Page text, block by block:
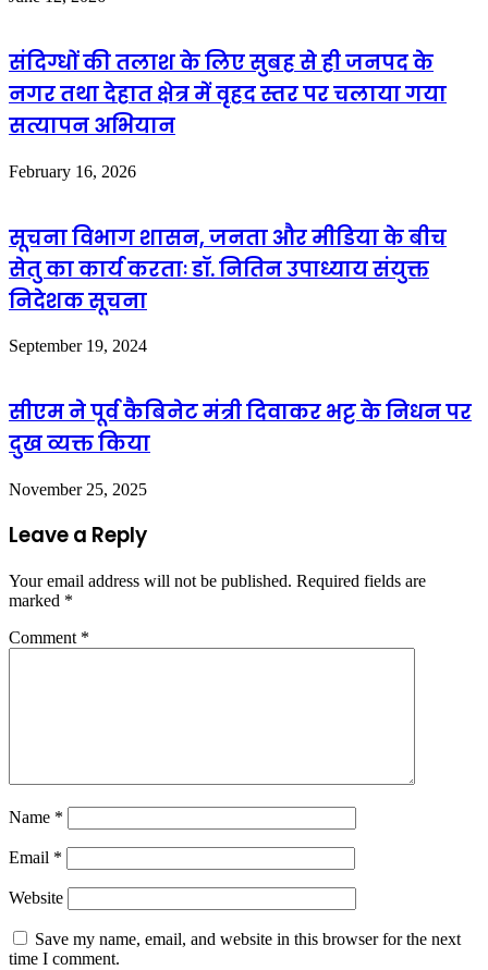
संदिग्धों की तलाश के लिए सुबह से ही जनपद के
नगर तथा देहात क्षेत्र में वृहद स्तर पर चलाया गया
सत्यापन अभियान
February 16, 2026
सूचना विभाग शासन, जनता और मीडिया के बीच
सेतु का कार्य करताः डॉ. नितिन उपाध्याय संयुक्त
निदेशक सूचना
September 19, 2024
सीएम ने पूर्व कैबिनेट मंत्री दिवाकर भट्ट के निधन पर
दुख व्यक्त किया
November 25, 2025
Leave a Reply
Your email address will not be published. Required fields are
marked *
Comment *
Name *
Email *
Website
Save my name, email, and website in this browser for the next
time I comment.